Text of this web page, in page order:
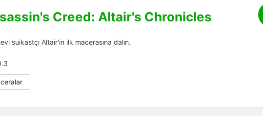
Creed: Altair's Chronicles
suikastçı Altair'in ilk macerasına dalın.